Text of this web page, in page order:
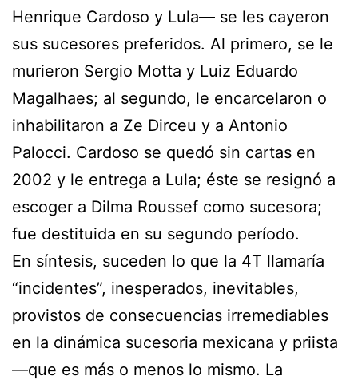
Henrique Cardoso y Lula— se les cayeron
sus sucesores preferidos. Al primero, se le
murieron Sergio Motta y Luiz Eduardo
Magalhaes; al segundo, le encarcelaron o
inhabilitaron a Ze Dirceu y a Antonio
Palocci. Cardoso se quedó sin cartas en
2002 y le entrega a Lula; éste se resignó a
escoger a Dilma Roussef como sucesora;
fue destituida en su segundo período.
En síntesis, suceden lo que la 4T llamaría
“incidentes”, inesperados, inevitables,
provistos de consecuencias irremediables
en la dinámica sucesoria mexicana y priista
—que es más o menos lo mismo. La